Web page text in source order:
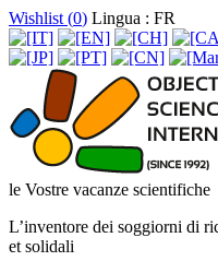
Wishlist (0) Lingua : FR
le Vostre vacanze scientifiche
L’inventore dei soggiorni di
et solidali